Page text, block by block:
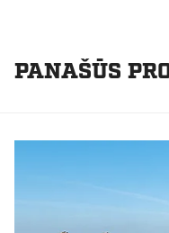
PANAŠŪS